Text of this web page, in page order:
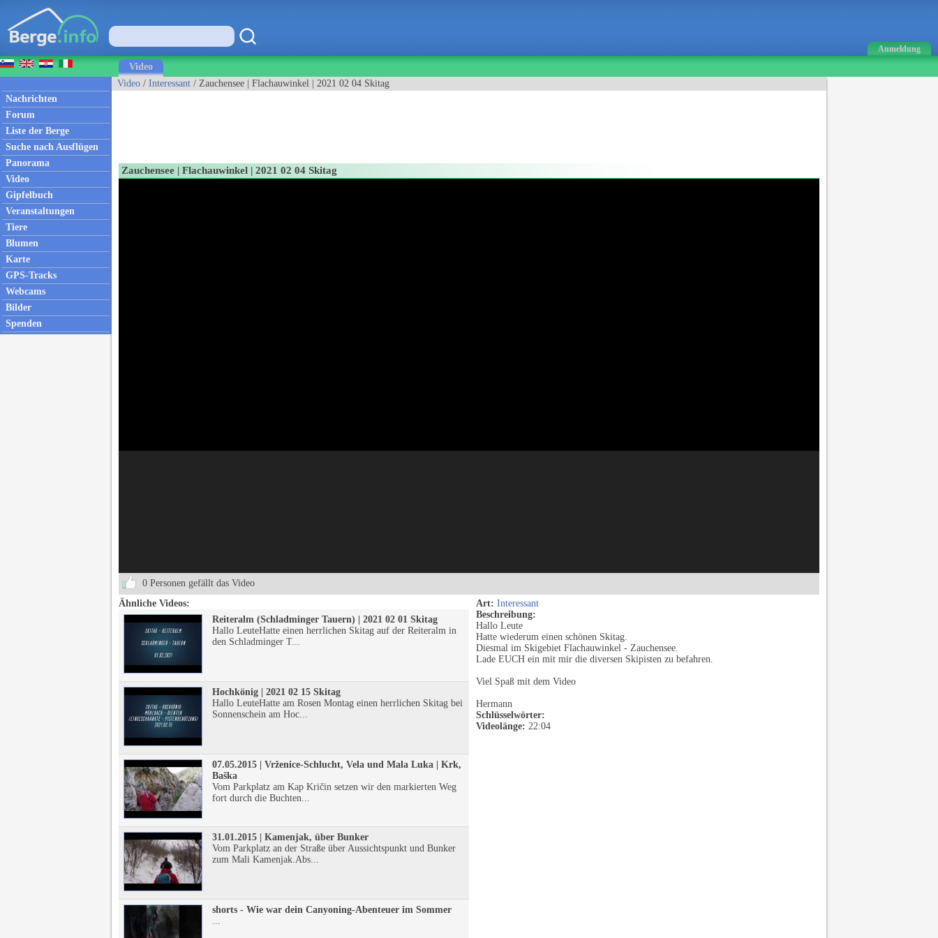
Anmeldung
Video
Nachrichten
Forum
Liste der Berge
Suche nach Ausflügen
Panorama
Video
Gipfelbuch
Veranstaltungen
Tiere
Blumen
Karte
GPS-Tracks
Webcams
Bilder
Spenden
Video / Interessant / Zauchensee | Flachauwinkel | 2021 02 04 Skitag
Zauchensee | Flachauwinkel | 2021 02 04 Skitag
0 Personen gefällt das Video
Ähnliche Videos:
Reiteralm (Schladminger Tauern) | 2021 02 01 Skitag
Hallo LeuteHatte einen herrlichen Skitag auf der Reiteralm in
den Schladminger T...
Hochkönig | 2021 02 15 Skitag
Hallo LeuteHatte am Rosen Montag einen herrlichen Skitag bei
Sonnenschein am Hoc...
07.05.2015 | Vrženice-Schlucht, Vela und Mala Luka | Krk,
Baška
Vom Parkplatz am Kap Kričin setzen wir den markierten Weg
fort durch die Buchten...
31.01.2015 | Kamenjak, über Bunker
Vom Parkplatz an der Straße über Aussichtspunkt und Bunker
zum Mali Kamenjak.Abs...
shorts - Wie war dein Canyoning-Abenteuer im Sommer
...
Art: Interessant
Beschreibung:
Hallo Leute
Hatte wiederum einen schönen Skitag.
Diesmal im Skigebiet Flachauwinkel - Zauchensee.
Lade EUCH ein mit mir die diversen Skipisten zu befahren.
Viel Spaß mit dem Video
Hermann
Schlüsselwörter:
Videolänge: 22:04